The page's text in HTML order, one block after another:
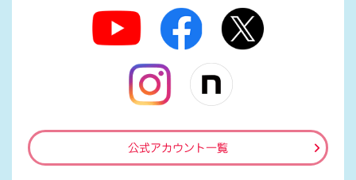
公式アカウント一覧